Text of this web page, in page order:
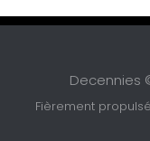
Decennies
Fièrement